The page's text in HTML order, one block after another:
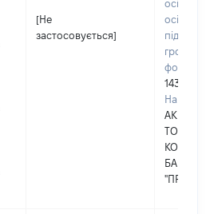
[Не
застосовується]
осіб,
осіб –
14360570
БАНК